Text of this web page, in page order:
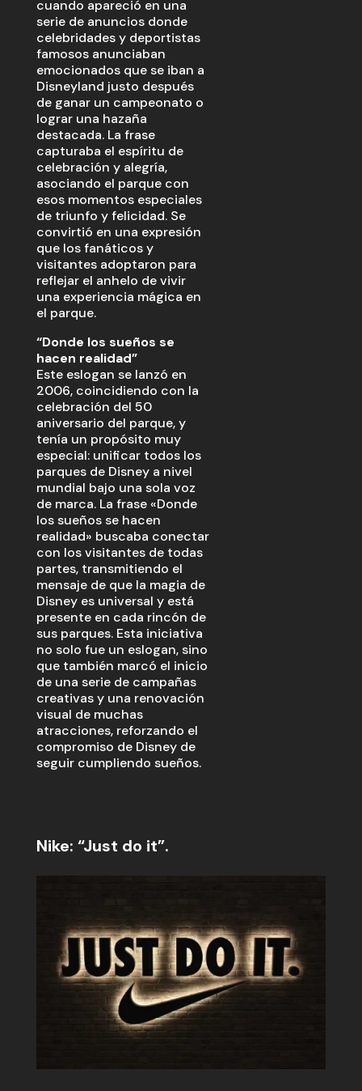
cuando apareció en una
serie de anuncios donde
celebridades y deportistas
famosos anunciaban
emocionados que se iban a
Disneyland justo después
de ganar un campeonato o
lograr una hazaña
destacada. La frase
capturaba el espíritu de
celebración y alegría,
asociando el parque con
esos momentos especiales
de triunfo y felicidad. Se
convirtió en una expresión
que los fanáticos y
visitantes adoptaron para
reflejar el anhelo de vivir
una experiencia mágica en
el parque.
“Donde los sueños se
hacen realidad”
Este eslogan se lanzó en
2006, coincidiendo con la
celebración del 50
aniversario del parque, y
tenía un propósito muy
especial: unificar todos los
parques de Disney a nivel
mundial bajo una sola voz
de marca. La frase «Donde
los sueños se hacen
realidad» buscaba conectar
con los visitantes de todas
partes, transmitiendo el
mensaje de que la magia de
Disney es universal y está
presente en cada rincón de
sus parques. Esta iniciativa
no solo fue un eslogan, sino
que también marcó el inicio
de una serie de campañas
creativas y una renovación
visual de muchas
atracciones, reforzando el
compromiso de Disney de
seguir cumpliendo sueños.
Nike: “Just do it”.